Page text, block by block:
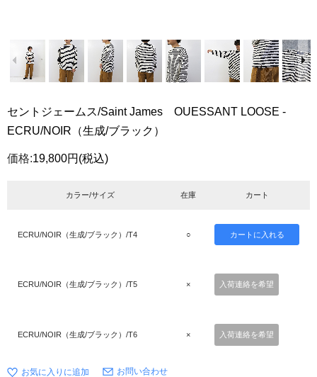
セントジェームス/Saint James OUESSANT LOOSE -
ECRU/NOIR（生成/ブラック）
価格:19,800円 (税込)
カラー/サイズ 在庫 カート
ECRU/NOIR（生成/ブラック）/T4 ○
ECRU/NOIR（生成/ブラック）/T5 × 入荷連絡を希望
ECRU/NOIR（生成/ブラック）/T6 × 入荷連絡を希望
お問い合わせ